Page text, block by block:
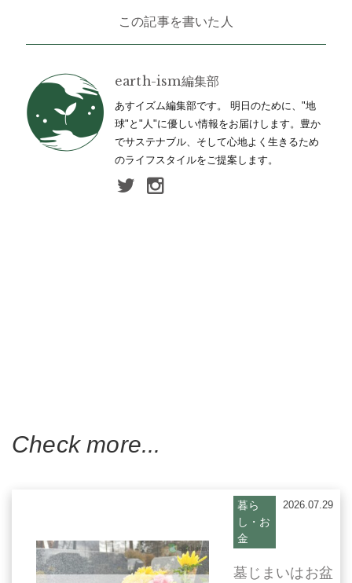
この記事を書いた人
earth-ism編集部
あすイズム編集部です。 明日のために、"地
球"と"人"に優しい情報をお届けします。豊か
でサステナブル、そして心地よく生きるため
のライフスタイルをご提案します。
Check more...
暮ら
し・お
金
2026.07.29
墓じまいはお盆